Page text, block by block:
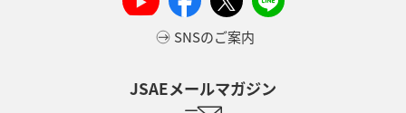
SNSのご案内
JSAEメールマガジン